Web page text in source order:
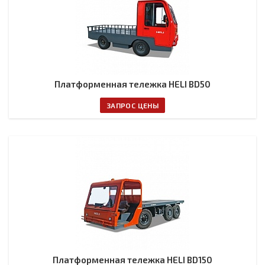
Платформенная тележка HELI BD50
ЗАПРОС ЦЕНЫ
Платформенная тележка HELI BD150